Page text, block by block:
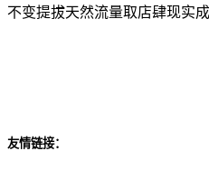
不变提拔天然流量取店肆现实
友情链接：